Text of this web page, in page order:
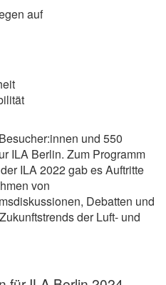
auf
und 550
ILA Berlin. Zum Programm
ILA 2022 gab es Auftritte
von
Debatten und
der Luft- und